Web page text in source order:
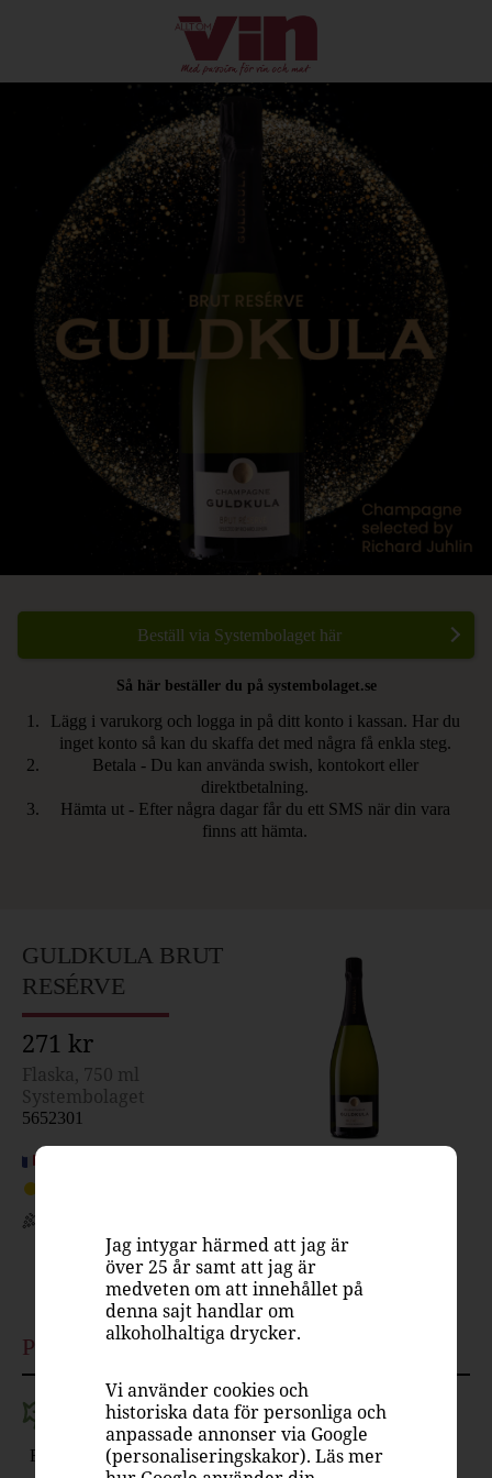
GULDKULA BRUT
RESÉRVE
271 kr
Flaska, 750 ml
Systembolaget
5652301
chardonnay
Passar till
Fisk SkaldjurAperitifMingel
Beställ via Systembolaget här
Så här beställer du på systembolaget.se
Lägg i varukorg och logga in på ditt konto i kassan. Har du
inget konto så kan du skaffa det med några få enkla steg.
Betala - Du kan använda swish, kontokort eller
direktbetalning.
Hämta ut - Efter några dagar får du ett SMS när din vara
finns att hämta.
Jag intygar härmed att jag är
över 25 år samt att jag är
medveten om att innehållet på
denna sajt handlar om
alkoholhaltiga drycker.
Vi använder cookies och
historiska data för personliga och
anpassade annonser via Google
(personaliseringskakor). Läs mer